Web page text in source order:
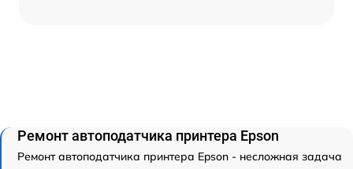
Ремонт автоподатчика принтера Epson
Ремонт автоподатчика принтера Epson - несложная задача